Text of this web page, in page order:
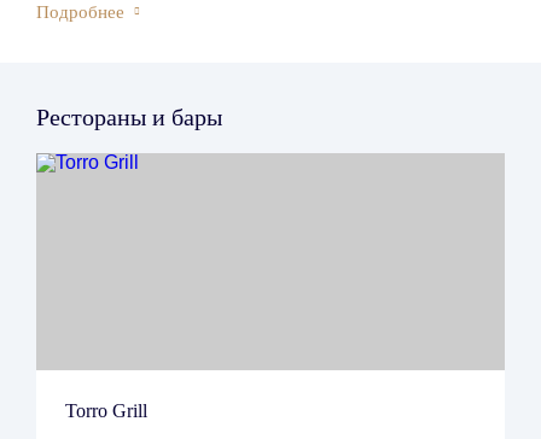
Заезд/Выезд:
предыдущих суток по полной предоплате;
Негарантированный поздний выезд возможен за 50%
от стоимости следующих суток – услуга не
Подробнее
Рестораны и бары
Torro Grill